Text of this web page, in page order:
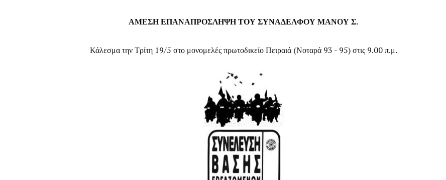
ΑΜΕΣΗ ΕΠΑΝΑΠΡΟΣΛΗΨΗ ΤΟΥ ΣΥΝΑΔΕΛΦΟΥ ΜΑΝΟΥ Σ.
Κάλεσμα την Τρίτη 19/5 στο μονομελές πρωτοδικείο Πειραιά (Νοταρά 93 - 95) στις 9.00 π.μ.